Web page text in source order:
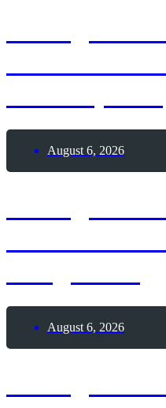
August 6, 2026
August 6, 2026